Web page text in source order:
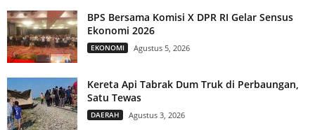
BPS Bersama Komisi X DPR RI Gelar Sensus
Ekonomi 2026
EKONOMI Agustus 5, 2026
Kereta Api Tabrak Dum Truk di Perbaungan,
Satu Tewas
DAERAH Agustus 3, 2026